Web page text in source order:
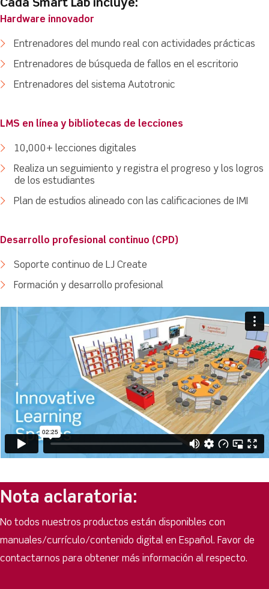
Cada Smart Lab incluye:
Hardware innovador
Entrenadores del mundo real con actividades prácticas
Entrenadores de búsqueda de fallos en el escritorio
Entrenadores del sistema Autotronic
LMS en línea y bibliotecas de lecciones
10,000+ lecciones digitales
Realiza un seguimiento y registra el progreso y los logros
de los estudiantes
Plan de estudios alineado con las calificaciones de IMI
Desarrollo profesional continuo (CPD)
Soporte continuo de LJ Create
Formación y desarrollo profesional
Nota aclaratoria:
No todos nuestros productos están disponibles con
manuales/currículo/contenido digital en Español. Favor de
contactarnos para obtener más información al respecto.